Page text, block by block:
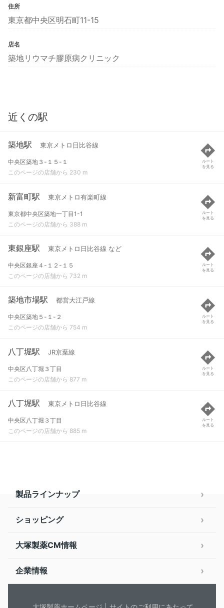
住所
東京都中央区明石町11-15
店名
築地リウマチ膠原病クリニック
近くの駅
築地駅 東京メトロ日比谷線
中央区築地３-１５-１
このページの店舗から 230 m
ルート
を見る
新富町駅 東京メトロ有楽町線
東京都中央区築地一丁目1-1
このページの店舗から 388 m
ルート
を見る
東銀座駅 東京メトロ日比谷線 など
中央区銀座４-１２-１５
このページの店舗から 732 m
ルート
を見る
築地市場駅 都営大江戸線
中央区築地５-１-２
このページの店舗から 754 m
ルート
を見る
八丁堀駅 JR京葉線
中央区八丁堀３丁目
このページの店舗から 877 m
ルート
を見る
八丁堀駅 東京メトロ日比谷線
中央区八丁堀３丁目
このページの店舗から 885 m
ルート
を見る
製品ラインナップ
ショッピング
大塚製薬CM情報
企業情報